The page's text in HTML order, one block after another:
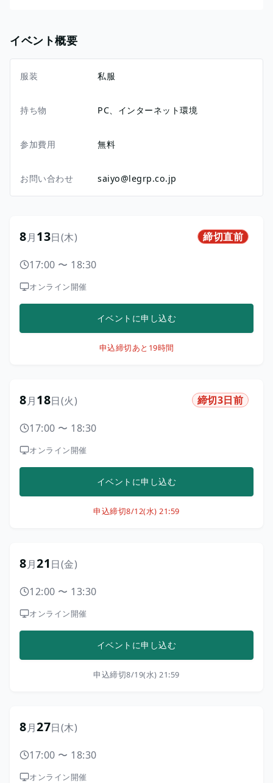
イベント概要
服装 私服
持ち物 PC、インターネット環境
参加費用 無料
お問い合わせ saiyo@legrp.co.jp
8月13日(木) 締切直前
17:00 〜 18:30
オンライン開催
イベントに申し込む
申込締切あと19時間
8月18日(火) 締切3日前
17:00 〜 18:30
オンライン開催
イベントに申し込む
申込締切8/12(水) 21:59
8月21日(金)
12:00 〜 13:30
オンライン開催
イベントに申し込む
申込締切8/19(水) 21:59
8月27日(木)
17:00 〜 18:30
オンライン開催